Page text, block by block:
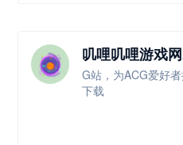
叽哩叽哩游戏
G站，为ACG爱好
下载